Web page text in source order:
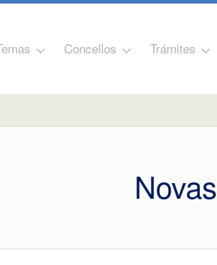
Concellos Trámites
Novas